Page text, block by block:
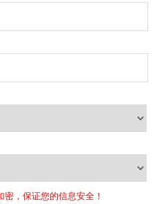
，保证您的信息安全！